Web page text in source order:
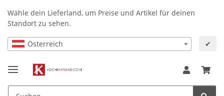
Wähle dein Lieferland, um Preise und Artikel für deinen
Standort zu sehen.
Österreich ✔